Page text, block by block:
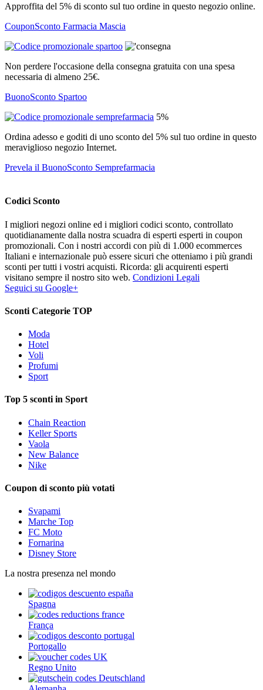
Approffita del 5% di sconto sul tuo ordine in questo negozio online.
CouponSconto Farmacia Mascia
Non perdere l'occasione della consegna gratuita con una spesa
necessaria di almeno 25€.
BuonoSconto Spartoo
5%
Ordina adesso e goditi di uno sconto del 5% sul tuo ordine in questo
meraviglioso negozio Internet.
Prevela il BuonoSconto Semprefarmacia
Codici Sconto
I migliori negozi online ed i migliori codici sconto, controllato
quotidianamente dalla nostra scuadra di esperti esperti in coupon
promozionali. Con i nostri accordi con più di 1.000 ecommerces
Italiani e internazionale può essere sicuri che otteniamo i più grandi
sconti per tutti i vostri acquisti. Ricorda: gli acquirenti esperti
visitano sempre il nostro sito web. Condizioni Legali
Seguici su Google+
Sconti Categorie TOP
Moda
Hotel
Voli
Profumi
Sport
Top 5 sconti in Sport
Chain Reaction
Keller Sports
Vaola
New Balance
Nike
Coupon di sconto più votati
Svapami
Marche Top
FC Moto
Fornarina
Disney Store
La nostra presenza nel mondo
Spagna
França
Portogallo
Regno Unito